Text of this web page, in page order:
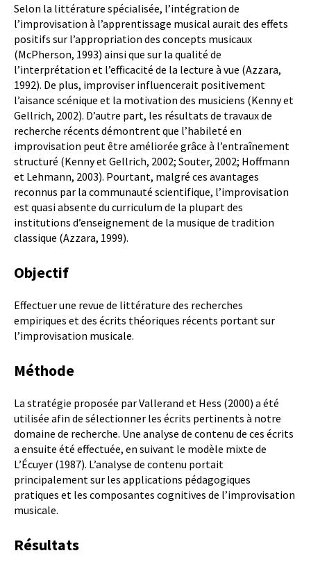
Selon la littérature spécialisée, l’intégration de
l’improvisation à l’apprentissage musical aurait des effets
positifs sur l’appropriation des concepts musicaux
(McPherson, 1993) ainsi que sur la qualité de
l’interprétation et l’efficacité de la lecture à vue (Azzara,
1992). De plus, improviser influencerait positivement
l’aisance scénique et la motivation des musiciens (Kenny et
Gellrich, 2002). D’autre part, les résultats de travaux de
recherche récents démontrent que l’habileté en
improvisation peut être améliorée grâce à l’entraînement
structuré (Kenny et Gellrich, 2002; Souter, 2002; Hoffmann
et Lehmann, 2003). Pourtant, malgré ces avantages
reconnus par la communauté scientifique, l’improvisation
est quasi absente du curriculum de la plupart des
institutions d’enseignement de la musique de tradition
classique (Azzara, 1999).
Objectif
Effectuer une revue de littérature des recherches
empiriques et des écrits théoriques récents portant sur
l’improvisation musicale.
Méthode
La stratégie proposée par Vallerand et Hess (2000) a été
utilisée afin de sélectionner les écrits pertinents à notre
domaine de recherche. Une analyse de contenu de ces écrits
a ensuite été effectuée, en suivant le modèle mixte de
L’Écuyer (1987). L’analyse de contenu portait
principalement sur les applications pédagogiques
pratiques et les composantes cognitives de l’improvisation
musicale.
Résultats